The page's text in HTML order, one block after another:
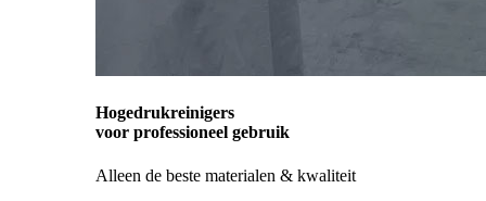
Hogedrukreinigers
voor professioneel gebruik
Alleen de beste materialen & kwaliteit